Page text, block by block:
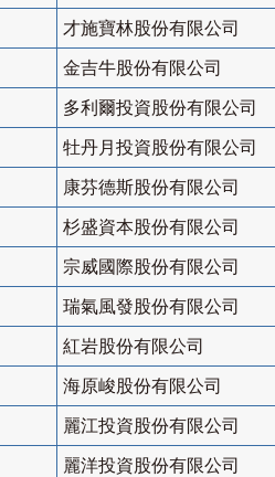
才施寶林股份有限公司
金吉牛股份有限公司
多利爾投資股份有限公司
牡丹月投資股份有限公司
康芬德斯股份有限公司
杉盛資本股份有限公司
宗威國際股份有限公司
瑞氣風發股份有限公司
紅岩股份有限公司
海原峻股份有限公司
麗江投資股份有限公司
麗洋投資股份有限公司